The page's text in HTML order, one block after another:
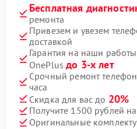
Бесплатная
ремонта
Привезем и увезем
доставкой
Гарантия на наши
OnePlusдо 3-х лет
Срочный ремонт
часа
Скидка для вас до 20%
Получите 1500 рублей
Оригинальные